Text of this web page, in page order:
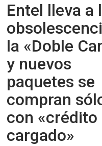
Entel lleva a
la «Doble
y nuevos
paquetes se
compran
con «crédito
cargado»